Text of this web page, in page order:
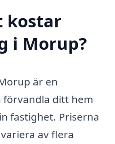
kostar
i Morup?
är en
förvandla ditt hem
fastighet. Priserna
av flera